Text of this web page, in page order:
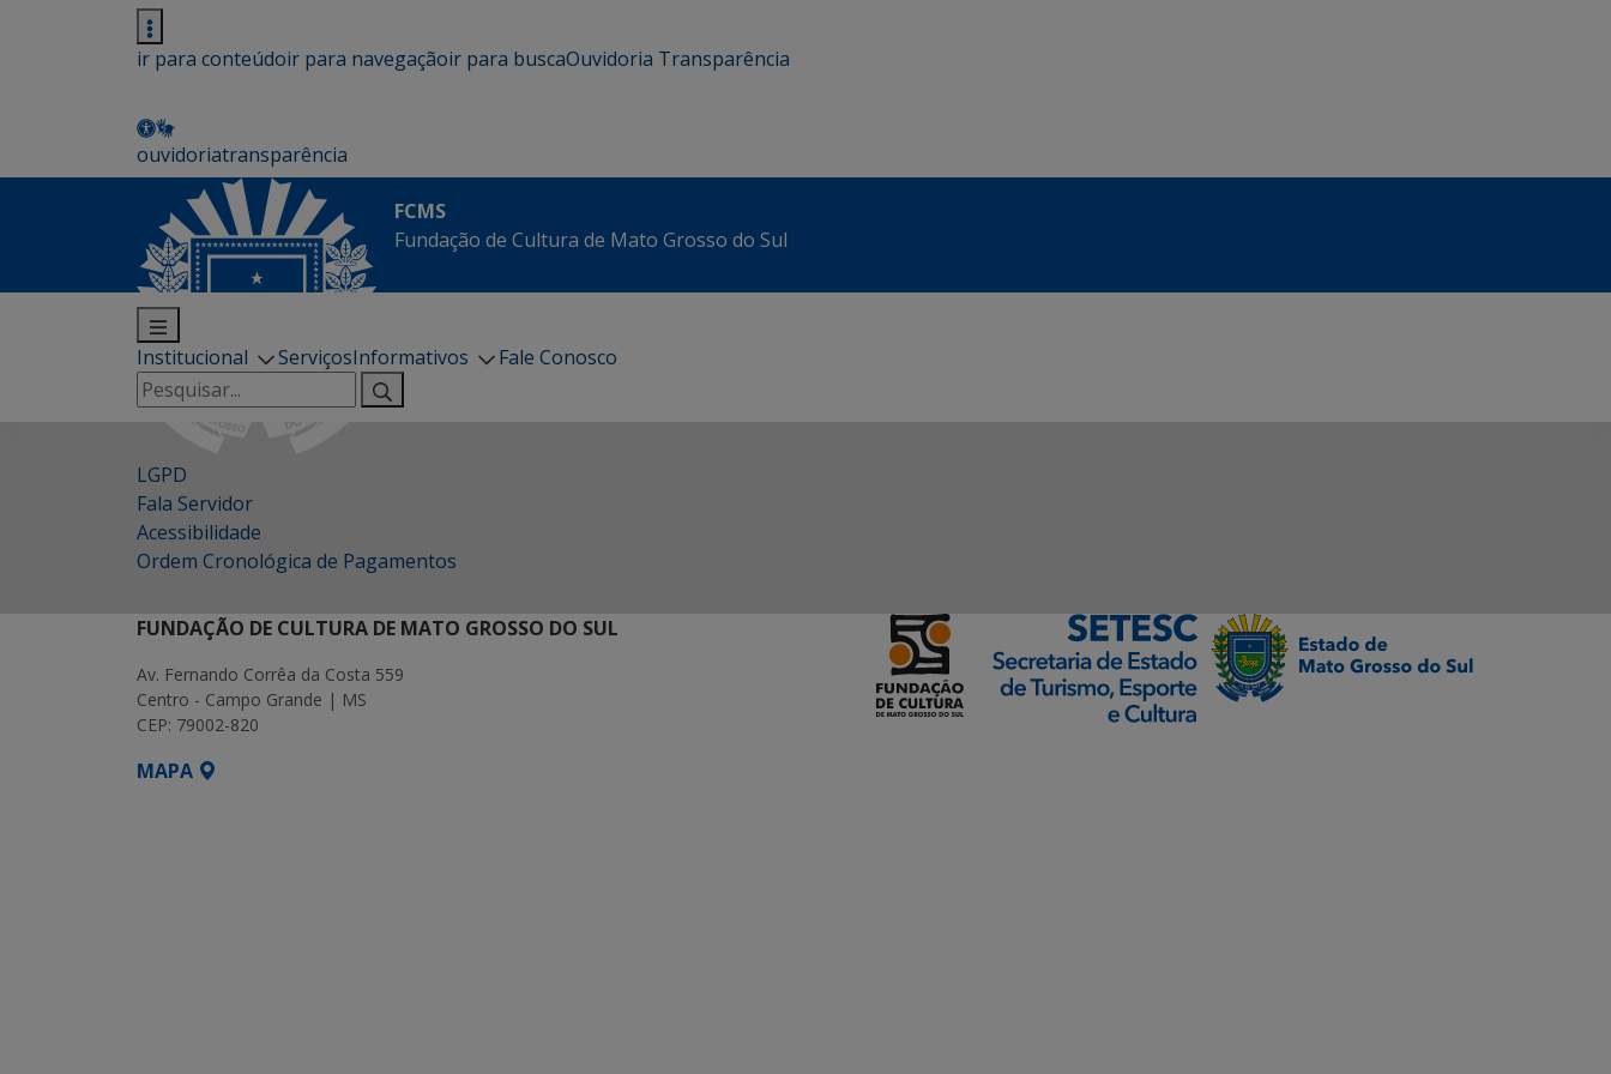
ir para conteúdoir para navegaçãoir para buscaOuvidoria Transparência
ouvidoriatransparência
FCMS
Fundação de Cultura de Mato Grosso do Sul
Institucional ServiçosInformativos
Fale Conosco
Pesquisar
por:
LGPD
Fala Servidor
Acessibilidade
Ordem Cronológica de Pagamentos
FUNDAÇÃO DE CULTURA DE MATO GROSSO DO SUL
Av. Fernando Corrêa da Costa 559
Centro - Campo Grande | MS
CEP: 79002-820
MAPA